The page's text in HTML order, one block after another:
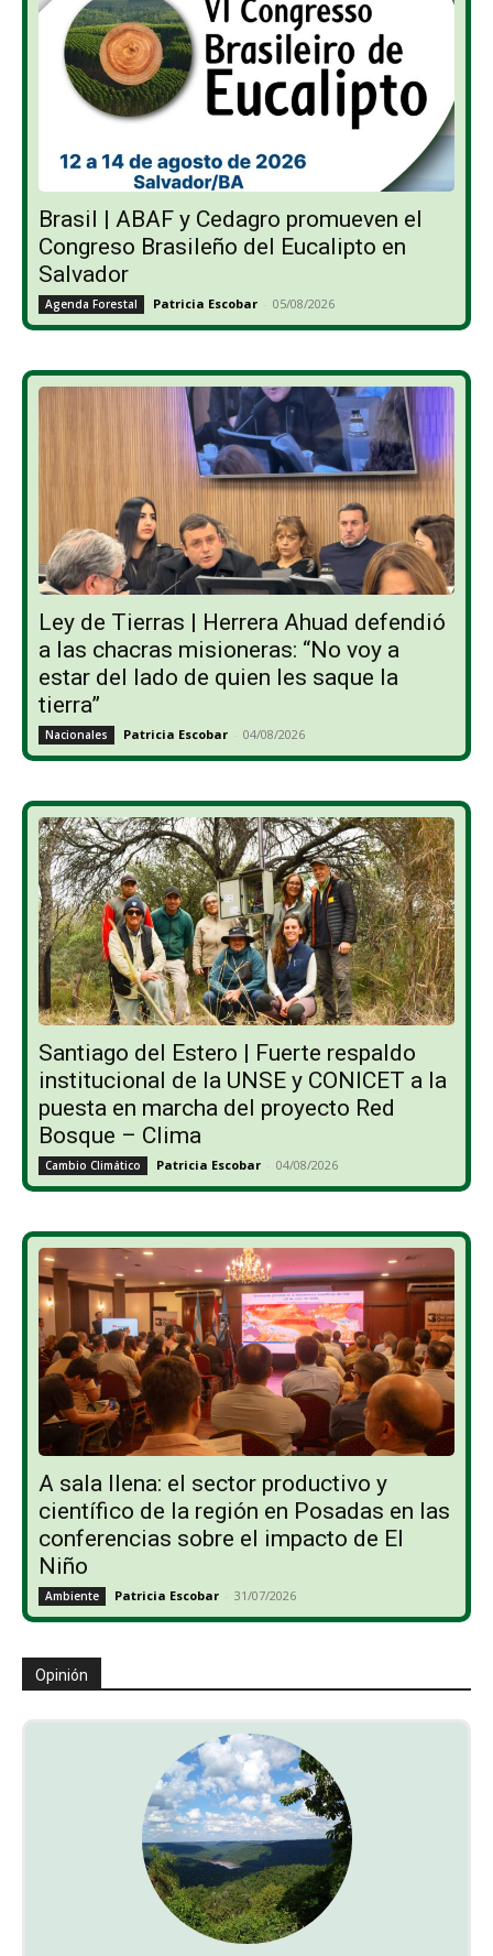
Brasil | ABAF y Cedagro promueven el
Congreso Brasileño del Eucalipto en
Salvador
Agenda Forestal Patricia Escobar - 05/08/2026
Ley de Tierras | Herrera Ahuad defendió
a las chacras misioneras: “No voy a
estar del lado de quien les saque la
tierra”
Nacionales Patricia Escobar - 04/08/2026
Santiago del Estero | Fuerte respaldo
institucional de la UNSE y CONICET a la
puesta en marcha del proyecto Red
Bosque – Clima
Cambio Climático Patricia Escobar - 04/08/2026
A sala llena: el sector productivo y
científico de la región en Posadas en las
conferencias sobre el impacto de El
Niño
Ambiente Patricia Escobar - 31/07/2026
Opinión